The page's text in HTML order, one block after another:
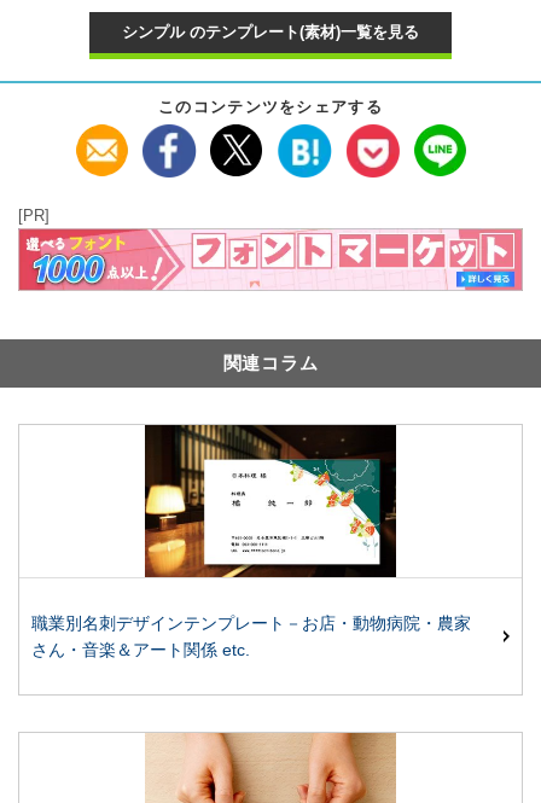
シンプル のテンプレート(素材)一覧を見る
このコンテンツをシェアする
[PR]
関連コラム
職業別名刺デザインテンプレート－お店・動物病院・農家
さん・音楽＆アート関係 etc.